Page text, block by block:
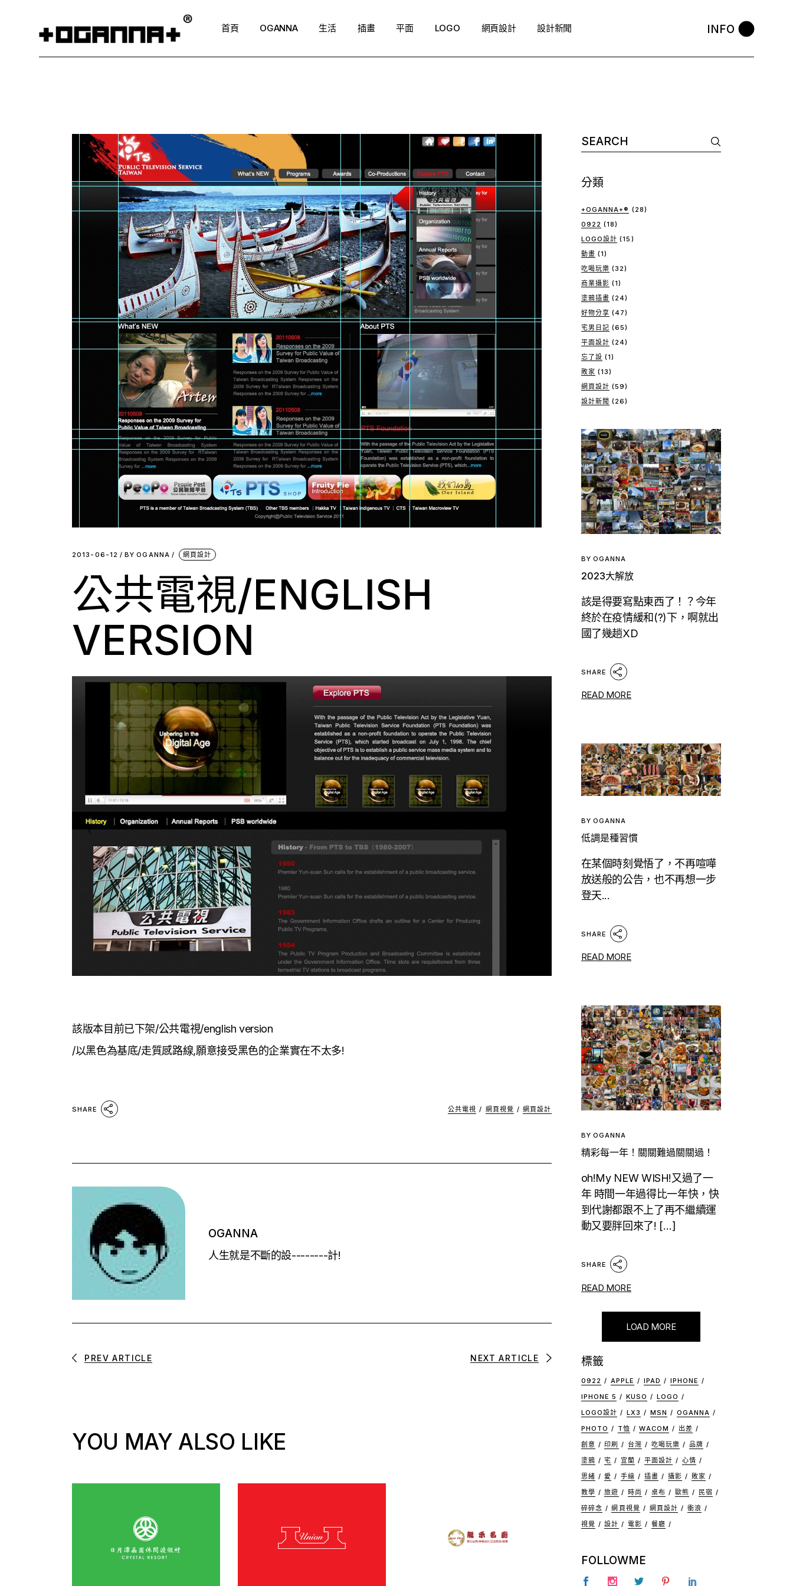
首頁 OGANNA 生活 插畫 平面 LOGO 網頁設計 設計新聞 INFO
2013-06-12 BY OGANNA 網頁設計
公共電視/ENGLISH
VERSION
該版本目前已下架/公共電視/english version
/以黑色為基底/走質感路線,願意接受黑色的企業實在不太多!
SHARE 公共電視 / 網頁視覺 / 網頁設計
OGANNA
人生就是不斷的設--------計!
PREV ARTICLE NEXT ARTICLE
YOU MAY ALSO LIKE
Search
for:
分類
+OGANNA+® (28)
0922 (18)
LOGO設計 (15)
動畫 (1)
吃喝玩樂 (32)
商業攝影 (1)
塗鴉插畫 (24)
好物分享 (47)
宅男日記 (65)
平面設計 (24)
忘了設 (1)
敗家 (13)
網頁設計 (59)
設計新聞 (26)
BY OGANNA
2023大解放
該是得要寫點東西了！？今年
終於在疫情緩和(?)下，啊就出
國了幾趟XD
SHARE
READ MORE
BY OGANNA
低調是種習慣
在某個時刻覺悟了，不再喧嘩
放送般的公告，也不再想一步
登天...
SHARE
READ MORE
BY OGANNA
精彩每一年！關關難過關關過！
oh!My NEW WISH!又過了一
年 時間一年過得比一年快，快
到代謝都跟不上了再不繼續運
動又要胖回來了! […]
SHARE
READ MORE
LOAD MORE
標籤
0922 APPLE IPAD
IPHONE
IPHONE 5
KUSO
LOGO
LOGO設計
LX3 MSN
OGANNA
PHOTO
T恤 WACOM
出差
創意
印刷 台灣 吃喝玩樂
品牌
塗鴉
宅 宜蘭 平面設計
心情
思緒
愛 手繪 插畫 攝影
敗家
教學
旅遊 時尚 桌布 歐熊
民宿
碎碎念
網頁視覺 網頁設計
衝浪
視覺
設計 電影 餐廳
FOLLOWME